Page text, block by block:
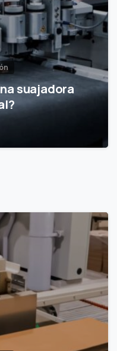
suajadora